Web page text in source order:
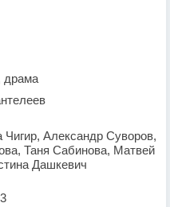
драма
Александр Суворов,
Таня Сабинова, Матвей
Дашкевич